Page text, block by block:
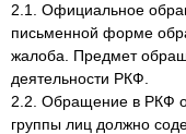
2.1. Официальное
письменной форме
жалоба. Предмет
деятельности РКФ.
2.2. Обращение в РКФ
группы лиц должно